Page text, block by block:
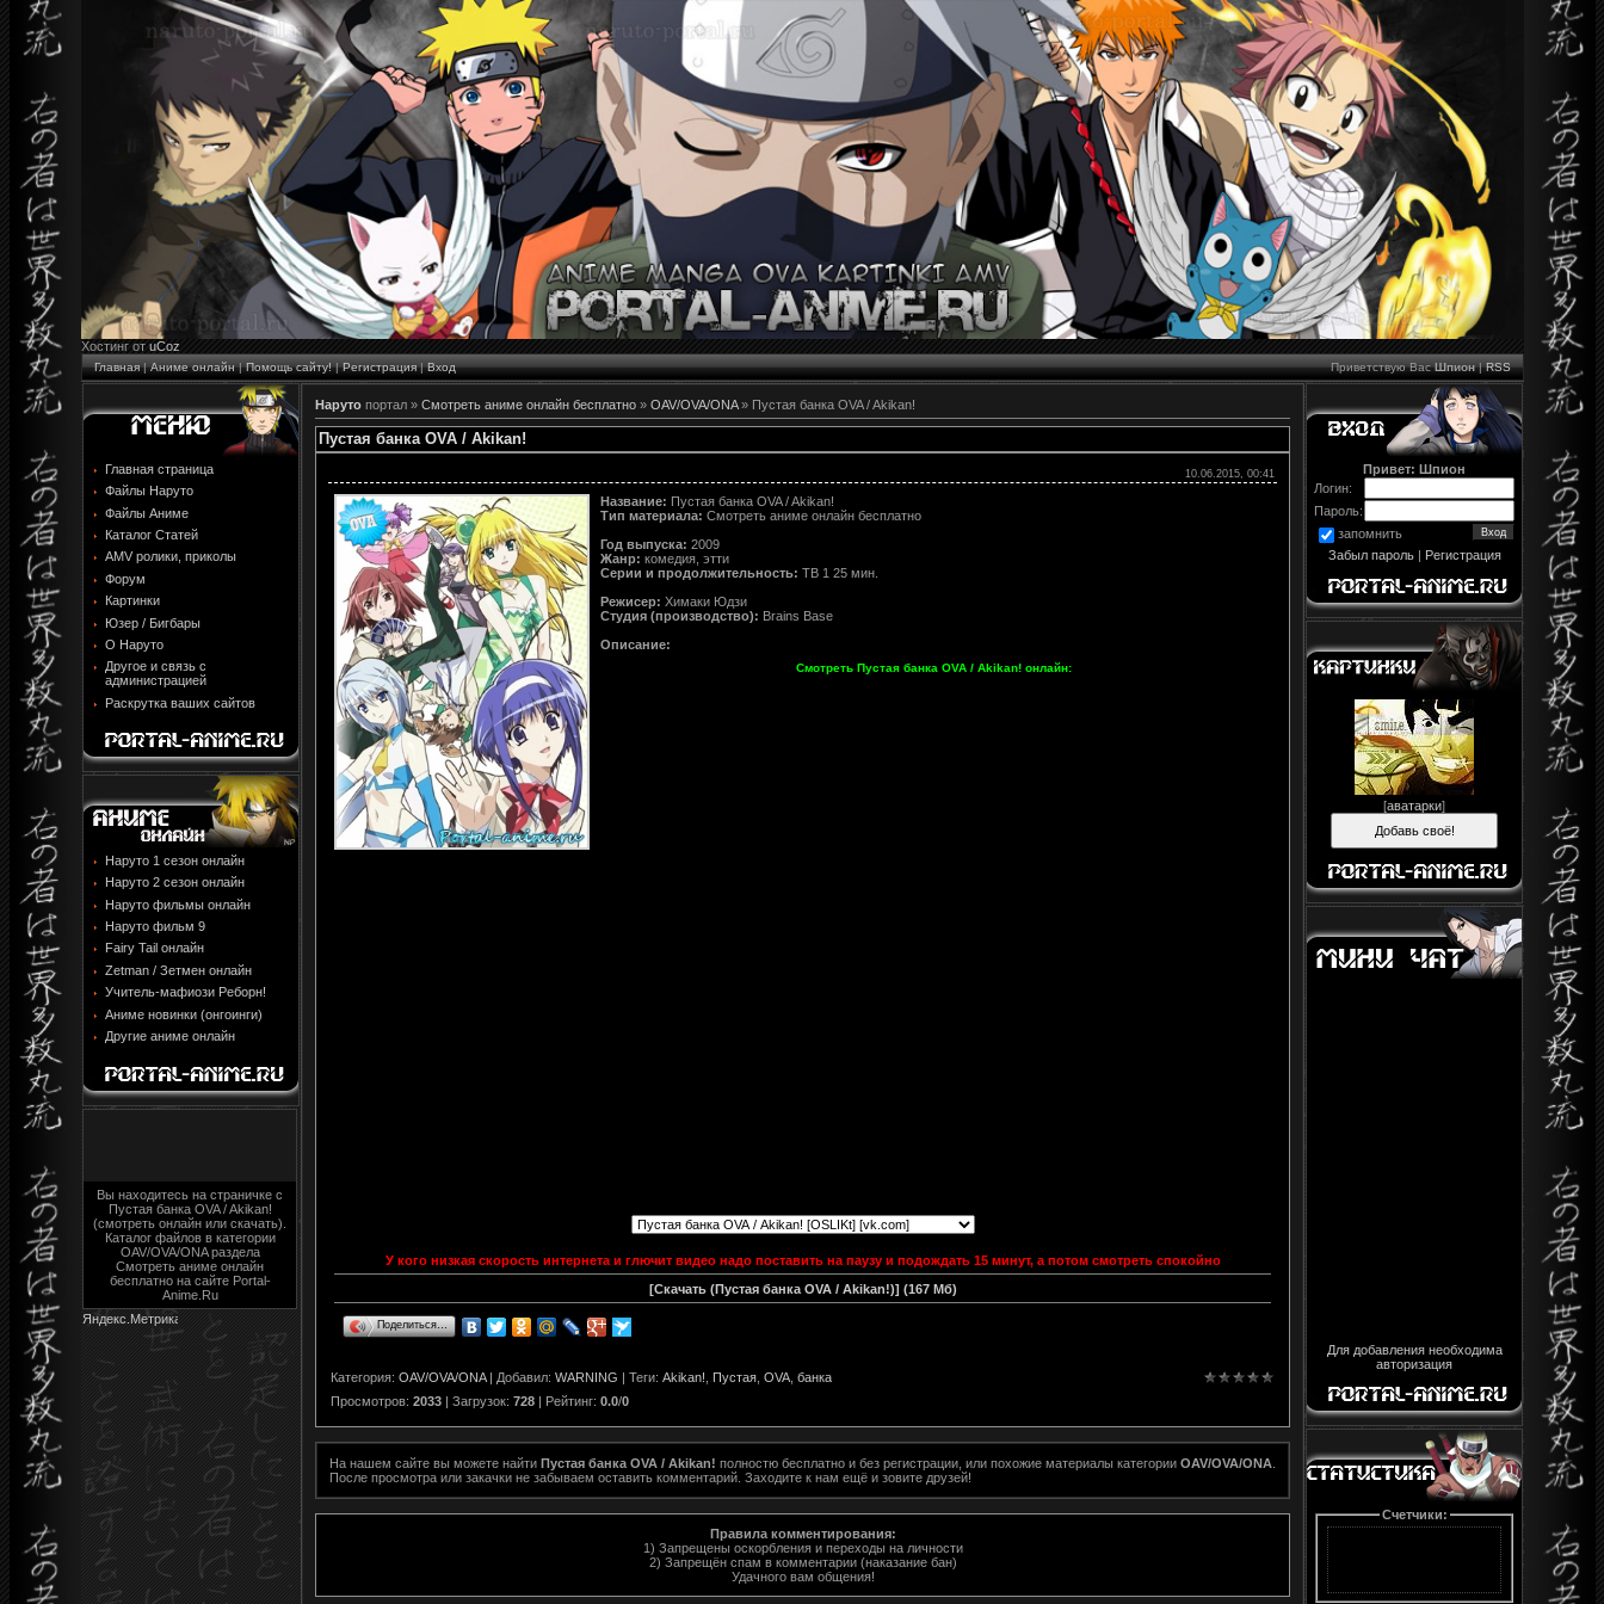
Хостинг от uCoz
Главная|Аниме онлайн|Помощь сайту!|Регистрация|Вход Приветствую Вас Шпион|RSS
Главная страница
Файлы Наруто
Файлы Аниме
Каталог Статей
AMV ролики, приколы
Форум
Картинки
Юзер / Бигбары
О Наруто
Другое и связь с
администрацией
Раскрутка ваших сайтов
Наруто 1 сезон онлайн
Наруто 2 сезон онлайн
Наруто фильмы онлайн
Наруто фильм 9
Fairy Tail онлайн
Zetman / Зетмен онлайн
Учитель-мафиози Реборн!
Аниме новинки (онгоинги)
Другие аниме онлайн
Вы находитесь на страничке с
Пустая банка OVA / Akikan!
(смотреть онлайн или скачать).
Каталог файлов в категории
OAV/OVA/ONA раздела
Cмотреть аниме онлайн
бесплатно на сайте Portal-
Anime.Ru
Наруто портал » Cмотреть аниме онлайн бесплатно » OAV/OVA/ONA» Пустая банка OVA / Akikan!
Пустая банка OVA / Akikan!
10.06.2015, 00:41
Название: Пустая банка OVA / Akikan!
Тип материала: Cмотреть аниме онлайн бесплатно
Год выпуска: 2009
Жанр: комедия, этти
Серии и продолжительность: ТВ 1 25 мин.
Режисер: Химаки Юдзи
Студия (производство): Brains Base
Описание:
Смотреть Пустая банка OVA / Akikan! онлайн:
У кого низкая скорость интернета и глючит видео надо поставить на паузу и подождать 15 минут, а потом смотреть спокойно
[Скачать (Пустая банка OVA / Akikan!)] (167 Мб)
Поделиться…
Категория: OAV/OVA/ONA| Добавил: WARNING | Теги: Akikan! Пустая OVA банка
Просмотров: 2033 | Загрузок: 728 | Рейтинг: 0.0/0
На нашем сайте вы можете найти Пустая банка OVA / Akikan! полностю бесплатно и без регистрации, или похожие материалы категории OAV/OVA/ONA
После просмотра или закачки не забываем оставить комментарий. Заходите к нам ещё и зовите друзей!
Правила комментирования:
1) Запрещены оскорбления и переходы на личности
2) Запрещён спам в комментарии (наказание бан)
Удачного вам общения!
Привет: Шпион
Логин:
Пароль:
запомнить
Забыл пароль| Регистрация
[аватарки]
Для добавления необходима
авторизация
Счетчики: